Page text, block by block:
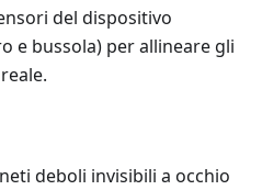
del dispositivo
e bussola) per allineare gli
deboli invisibili a occhio